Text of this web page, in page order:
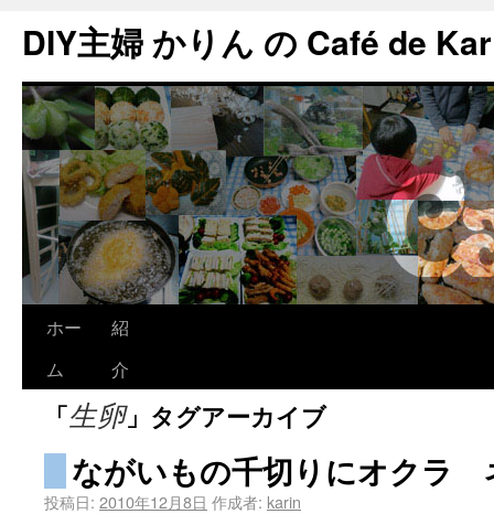
DIY主婦 かりん の Café de
ホー
ム
紹
介
「生卵」タグアーカイブ
ながいもの千切りにオクラ
投稿日: 2010年12月8日 作成者: karin